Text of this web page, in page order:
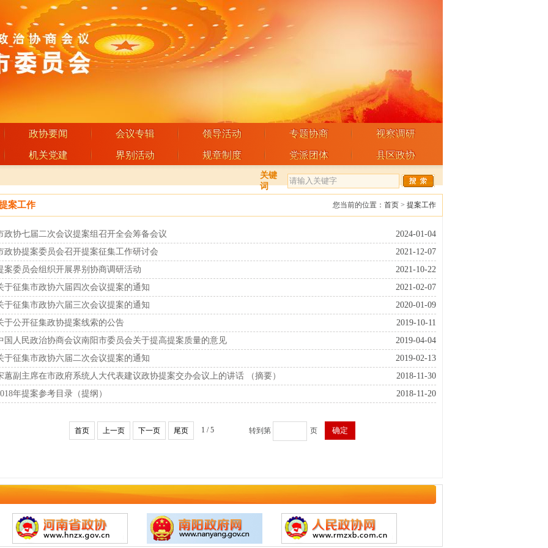
政协要闻 会议专辑 领导活动 专题协商 视察调研
机关党建 界别活动 规章制度 党派团体 县区政协
关键
词
案工作 您当前的位置： 首页 > 提案工作
2024-01-04
政协七届二次会议提案组召开全会筹备会议
2021-12-07
政协提案委员会召开提案征集工作研讨会
2021-10-22
案委员会组织开展界别协商调研活动
2021-02-07
于征集市政协六届四次会议提案的通知
2020-01-09
于征集市政协六届三次会议提案的通知
2019-10-11
于公开征集政协提案线索的公告
2019-04-04
国人民政治协商会议南阳市委员会关于提高提案质量的意见
2019-02-13
于征集市政协六届二次会议提案的通知
2018-11-30
蕙副主席在市政府系统人大代表建议政协提案交办会议上的讲话 （摘要）
2018-11-20
年提案参考目录（提纲）
首页 上一页 下一页 尾页 1 / 5 转到第 页